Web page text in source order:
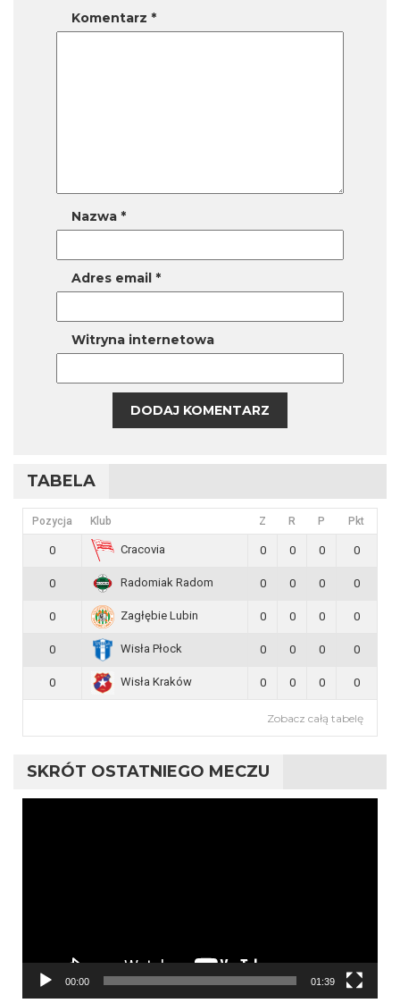
Komentarz *
Nazwa *
Adres email *
Witryna internetowa
TABELA
Pozycja Klub Z R P Pkt
0 Cracovia 0 0 0 0
0 Radomiak Radom 0 0 0 0
0 Zagłębie Lubin 0 0 0 0
0 Wisła Płock 0 0 0 0
0 Wisła Kraków 0 0 0 0
Zobacz całą tabelę
SKRÓT OSTATNIEGO MECZU
00:00 01:39